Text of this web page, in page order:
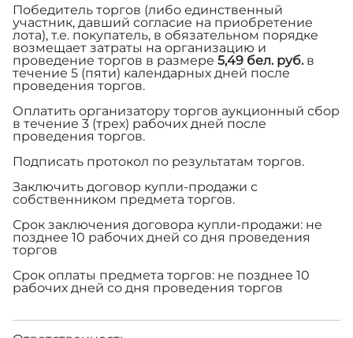
Победитель торгов (либо единственный
участник, давший согласие на приобретение
лота), т.е. покупатель, в обязательном порядке
возмещает затраты на организацию и
проведение торгов в размере 5,49 бел. руб.в
течение 5 (пяти) календарных дней после
проведения торгов.
Оплатить организатору торгов аукционный сбор
в течение 3 (трех) рабочих дней после
проведения торгов.
Подписать протокол по результатам торгов.
Заключить договор купли-продажи с
собственником предмета торгов.
Срок заключения договора купли-продажи: не
позднее 10 рабочих дней со дня проведения
торгов
Срок оплаты предмета торгов: не позднее 10
рабочих дней со дня проведения торгов